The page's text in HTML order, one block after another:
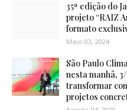
35ª edição do
projeto “RAIZ
formato
Maio 03, 2024
São Paulo
nesta manhã,
transformar
projetos